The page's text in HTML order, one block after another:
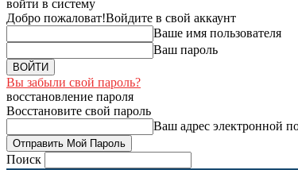
войти в систему
Добро пожаловат!Войдите в свой аккаунт
Ваше имя пользователя
Ваш пароль
Вы забыли свой пароль?
восстановление пароля
Восстановите свой пароль
Ваш адрес электронной
Поиск